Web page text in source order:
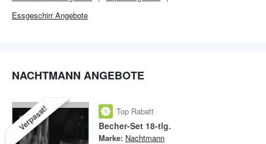
Essgeschirr Angebote
NACHTMANN ANGEBOTE
Verpasst! Top Rabatt
Becher-Set 18-tlg.
Marke: Nachtmann